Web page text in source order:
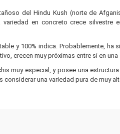
del Hindu Kush (norte de
variedad en concreto crece
y 100% indica. Probablemente,
crecen muy próximas entre si en
muy especial, y posee una
considerar una variedad pura de muy